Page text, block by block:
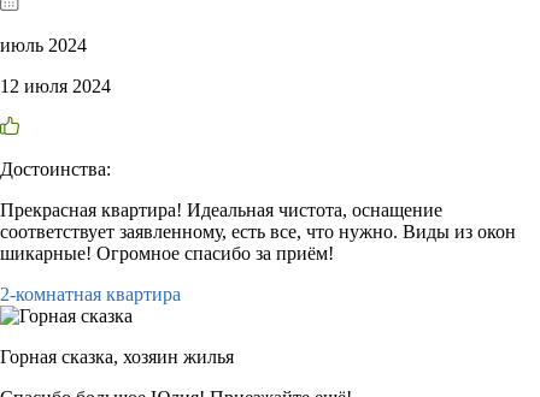
июль 2024
12 июля 2024
Достоинства:
Прекрасная квартира! Идеальная чистота, оснащение
соответствует заявленному, есть все, что нужно. Виды из окон
шикарные! Огромное спасибо за приём!
2-комнатная квартира
Горная сказка, хозяин жилья